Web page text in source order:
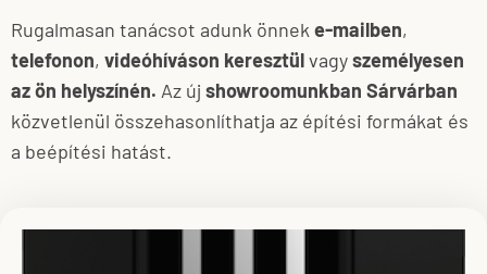
Rugalmasan tanácsot adunk önnek e-mailben,
telefonon, videóhíváson keresztülvagyszemélyesen
az ön helyszínén. Az új showroomunkban Sárvárban
közvetlenül összehasonlíthatja az építési formákat és
a beépítési hatást.